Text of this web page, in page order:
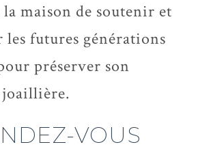
maison de soutenir et
les futures générations
préserver son
joaillière.
VOUS